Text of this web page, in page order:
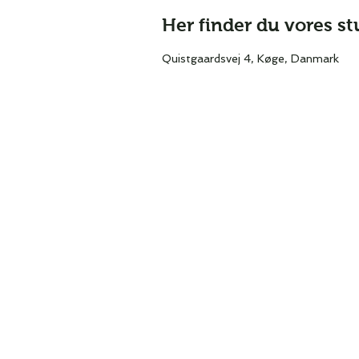
Her finder du vores
Quistgaardsvej 4, Køge, Danmark